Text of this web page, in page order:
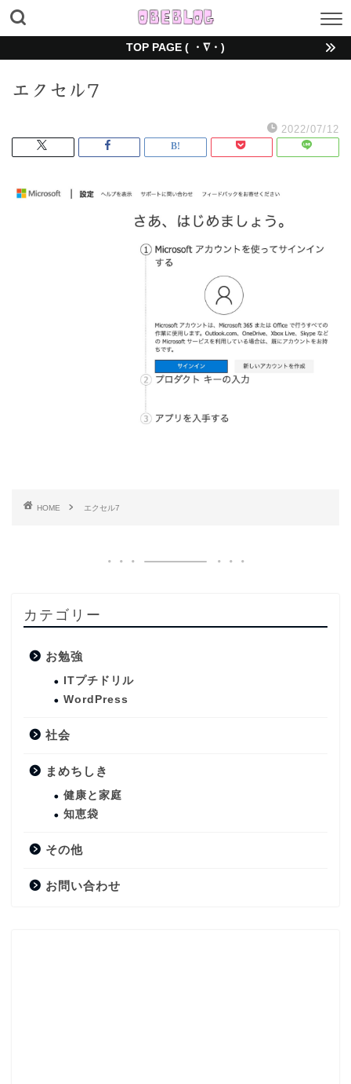
TOP PAGE ( ・∇・)
エクセル7
2022/07/12
HOME エクセル7
カテゴリー
お勉強
ITプチドリル
WordPress
社会
まめちしき
健康と家庭
知恵袋
その他
お問い合わせ